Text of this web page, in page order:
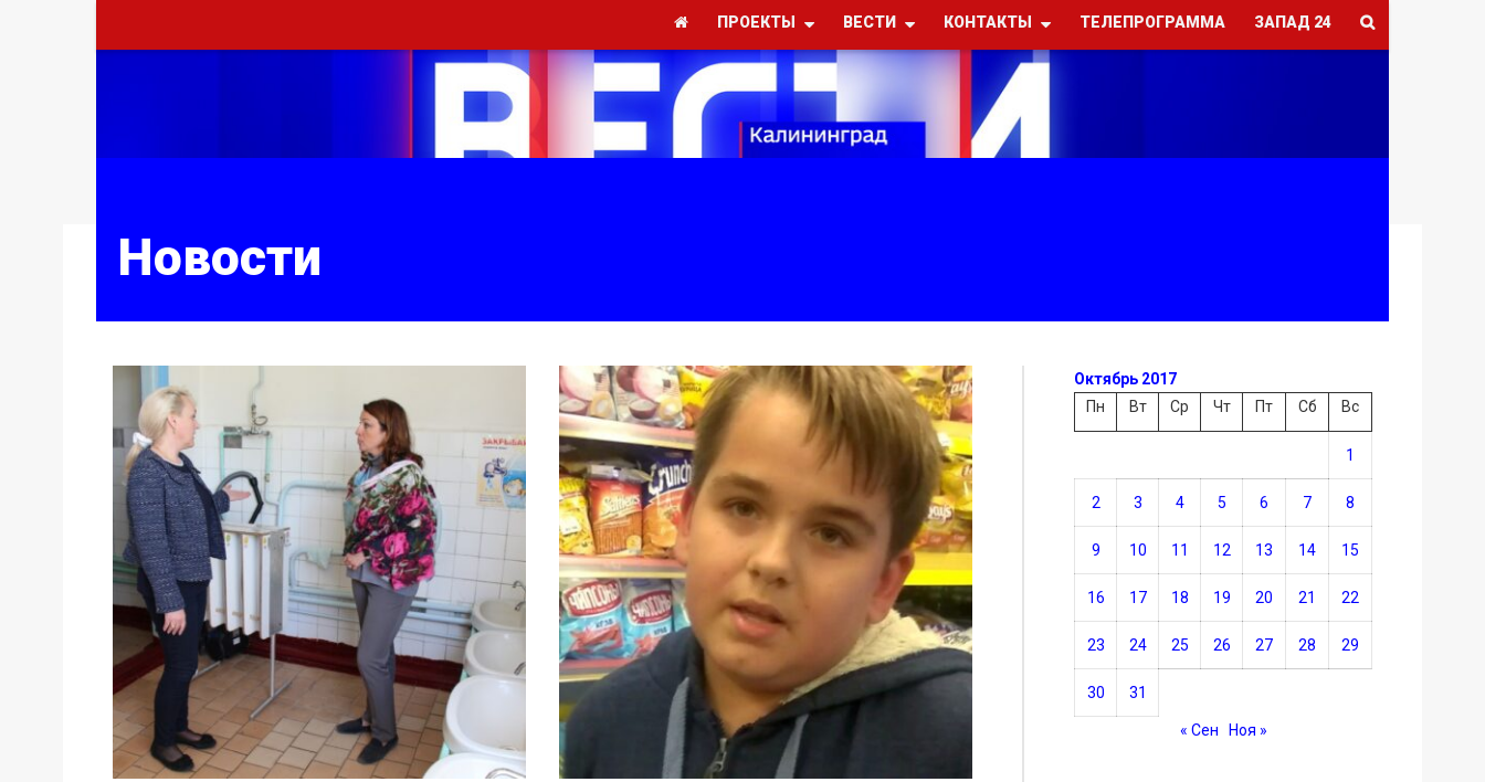
ПРОЕКТЫ ВЕСТИ КОНТАКТЫ ТЕЛЕПРОГРАММА ЗАПАД 24
Новости
Октябрь 2017
Пн
Вт Ср Чт Пт Сб Вс
1
2 3 4 5 6 7 8
9 10 11 12 13 14 15
16 17 18 19 20 21 22
23 24 25 26 27 28 29
30 31
« Сен Ноя »